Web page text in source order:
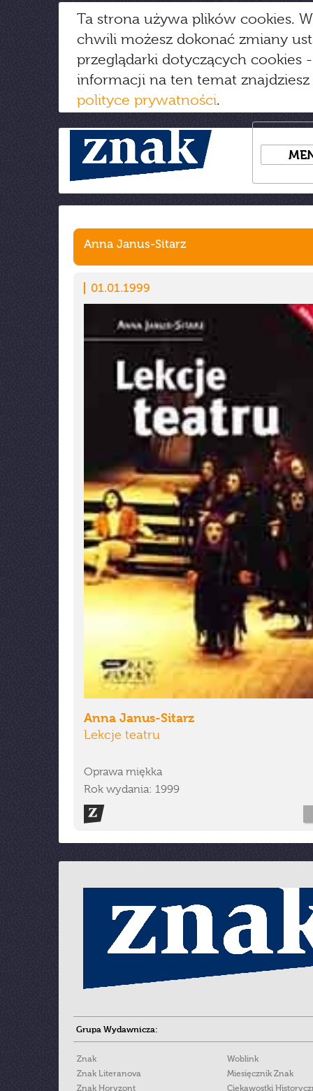
Ta strona używa plików cookies.
chwili możesz dokonać zmiany
przeglądarki dotyczących cookies
informacji na ten temat
polityce prywatności.
Anna Janus-Sitarz
01.01.1999
Anna Janus-Sitarz
Lekcje teatru
Oprawa miękka
Rok wydania: 1999
Grupa Wydawnicza:
Znak
Znak Literanova
Znak Horyzont
Woblink
Miesięcznik Znak
Ciekawostki